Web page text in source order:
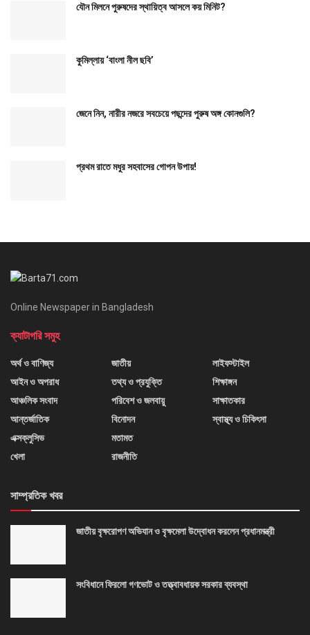
যৌন মিলনে পুরুষদের স্থায়িত্ব আসলে কয় মিনিট?
কুমিল্লায় ‘বাংলা নীল ছবি’
জেনে নিন, নারীর নজরে সবচেয়ে পছন্দের পুরুষ অঙ্গ কোনগুলি?
প্রথম রাতে মধুর সহবাসের গোপন উপায়!
Online Newspaper in Bangladesh
ক্যাটাগরি সমুহ
অর্থ ও বাণিজ্য
আইন ও অপরাধ
আঞ্চলিক সংবাদ
আন্তর্জাতিক
এক্সক্লুসিভ
খেলা
জাতীয়
তথ্য ও প্রযুক্তি
পরিবেশ ও জলবায়ু
বিনোদন
মতামত
রাজনীতি
লাইফস্টাইল
শিক্ষাঙ্গন
সাক্ষাতকার
স্বাস্থ্য ও চিকিৎসা
সাম্প্রতিক খবর
জাতীয় বৃক্ষরোপণ অভিযান ও বৃক্ষমেলা উদ্বোধন করলেন প্রধানমন্ত্রী
সংবিধানে ফিরলো গণভোট ও তত্ত্বাবধায়ক সরকার ব্যবস্থা